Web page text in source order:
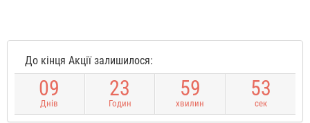
До кінця Акції залишилося:
09
Днів
23
Годин
59
хвилин
53
сек